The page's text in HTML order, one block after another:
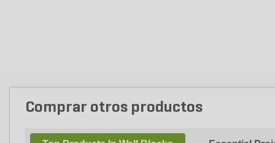
Comprar otros productos